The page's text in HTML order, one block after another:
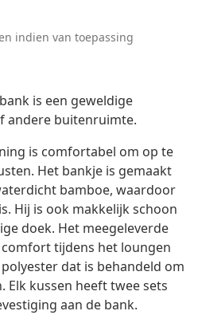
indien van toepassing
is een geweldige
andere buitenruimte.
is comfortabel om op te
Het bankje is gemaakt
bamboe, waardoor
Hij is ook makkelijk schoon
doek. Het meegeleverde
tijdens het loungen
dat is behandeld om
Elk kussen heeft twee sets
aan de bank.